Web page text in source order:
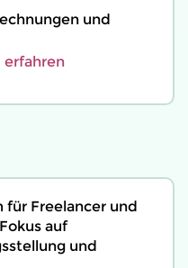
und
erfahren
Freelancer und
auf
und